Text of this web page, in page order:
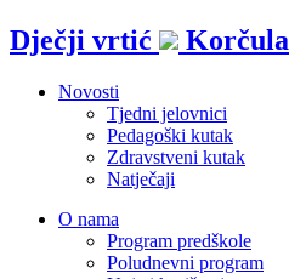
Idi
na
Dječji vrtić Korčula
Novosti
Tjedni jelovnici
Pedagoški kutak
Zdravstveni kutak
Natječaji
O nama
Program predškole
Poludnevni program